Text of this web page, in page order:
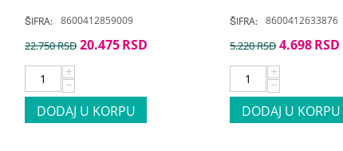
ŠIFRA: 8600412859009
22.750RSD 20.475RSD
+
−
DODAJ U KORPU
ŠIFRA: 8600412633876
5.220RSD 4.698RSD
+
−
DODAJ U KORPU